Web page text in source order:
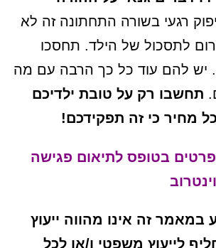
רגעי בשורה התחתונה זה לא
לתסכול של הילד. תחסכו
להם עוד כל כך הרבה עם מה
תחשבו רק על טובת ילדיכם
מחיר כי זה תפקידכם!
בטופס לתיאום פגישה
במאמר זה אינו מהווה ייעוץ
לייעוץ משפטי ו/או לכל